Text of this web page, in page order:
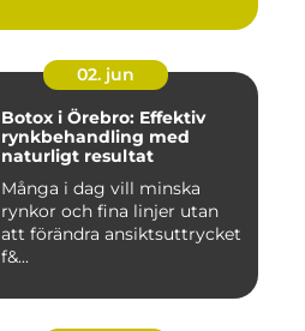
02. jun
Botox i Örebro: Effektiv
rynkbehandling med
naturligt resultat
Många i dag vill minska
rynkor och fina linjer utan
att förändra ansiktsuttrycket
f&...